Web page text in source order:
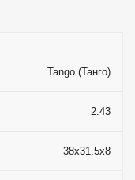
Tango (Танго)
2.43
38x31.5x8